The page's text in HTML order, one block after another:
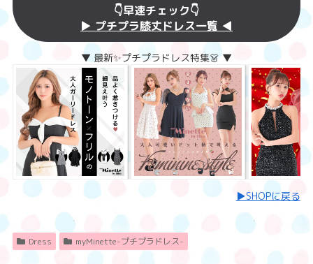
👇早速チェック👇
▶︎ プチプラ膝丈ドレス一覧 ◀︎
▼ 最新✨プチプラドレス特集👗 ▼
▶︎SHOPに戻る
Dress myMinette-プチプラドレス-